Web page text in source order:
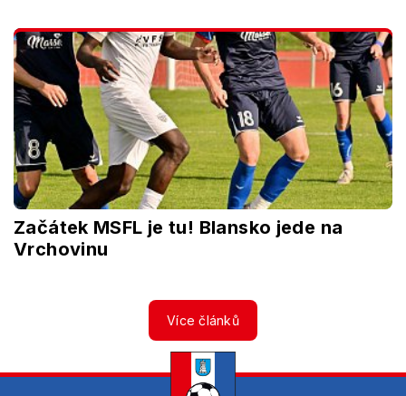
Začátek MSFL je tu! Blansko jede na
Vrchovinu
Více článků